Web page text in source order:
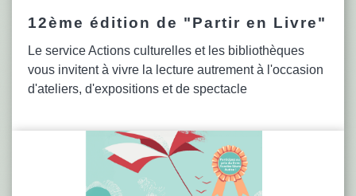
12ème édition de "Partir en Livre"
Le service Actions culturelles et les bibliothèques
vous invitent à vivre la lecture autrement à l'occasion
d'ateliers, d'expositions et de spectacle